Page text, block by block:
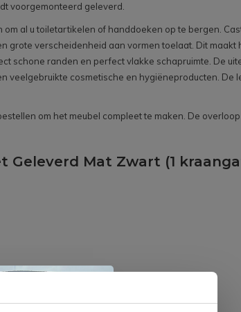
voorgemonteerd geleverd.
al u toiletartikelen of handdoeken op te bergen.
grote verscheidenheid aan vormen toelaat. Dit maakt
schone randen en perfect vlakke schapruimte. De
cosmetische en hygiëneproducten. De
om het meubel compleet te maken. De
Geleverd Mat Zwart (1